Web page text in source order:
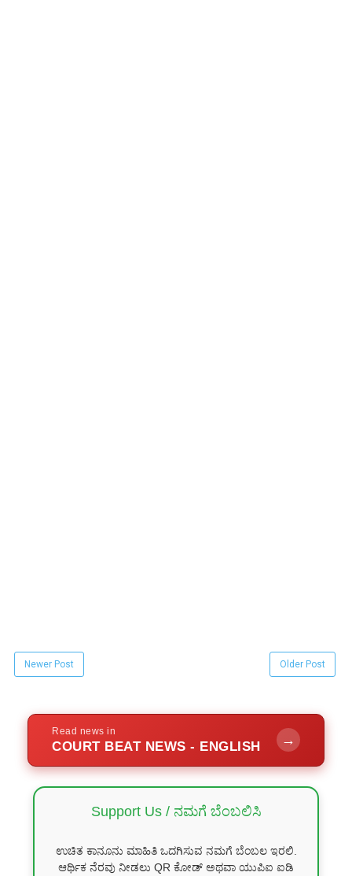
Newer Post Older Post
Read news in
COURT BEAT NEWS - ENGLISH →
Support Us / ನಮಗೆ ಬೆಂಬಲಿಸಿ
ಉಚಿತ ಕಾನೂನು ಮಾಹಿತಿ ಒದಗಿಸುವ ನಮಗೆ ಬೆಂಬಲ ಇರಲಿ.
ಆರ್ಥಿಕ ನೆರವು ನೀಡಲು QR ಕೋಡ್ ಅಥವಾ ಯುಪಿಐ ಐಡಿ